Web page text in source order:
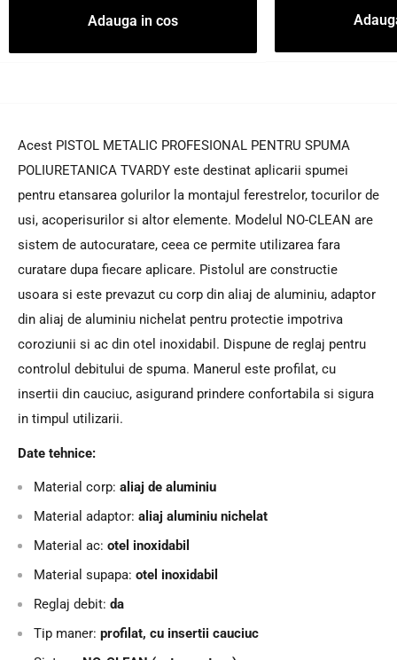
Adauga in cos
Acest PISTOL METALIC PROFESIONAL PENTRU SPUMA
POLIURETANICA TVARDY este destinat aplicarii spumei
pentru etansarea golurilor la montajul ferestrelor, tocurilor de
usi, acoperisurilor si altor elemente. Modelul NO-CLEAN are
sistem de autocuratare, ceea ce permite utilizarea fara
curatare dupa fiecare aplicare. Pistolul are constructie
usoara si este prevazut cu corp din aliaj de aluminiu, adaptor
din aliaj de aluminiu nichelat pentru protectie impotriva
coroziunii si ac din otel inoxidabil. Dispune de reglaj pentru
controlul debitului de spuma. Manerul este profilat, cu
insertii din cauciuc, asigurand prindere confortabila si sigura
in timpul utilizarii.
Date tehnice:
Material corp: aliaj de aluminiu
Material adaptor: aliaj aluminiu nichelat
Material ac: otel inoxidabil
Material supapa: otel inoxidabil
Reglaj debit: da
Tip maner: profilat, cu insertii cauciuc